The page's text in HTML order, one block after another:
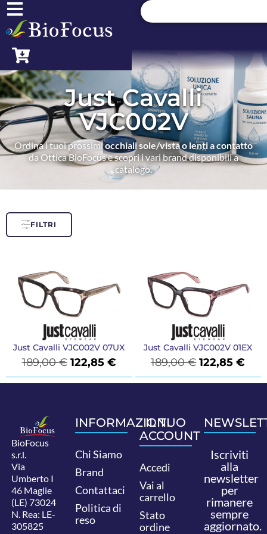
Just Cavalli
VJC002V
Ordina i tuoi prossimiocchiali sole/vista o lenti a contatto
da Ottica BioFocus e scopri i vari brand disponibili a
catalogo.
FILTRI
Just Cavalli VJC002V 07UX
189,00€ 122,85 €
Just Cavalli VJC002V 01EX
189,00€ 122,85€
BioFocus
s.r.l.
Via
Umberto I
46 Maglie
(LE) 73024
N. Rea: LE-
305825
INFORMAZIONI
Chi Siamo
Brand
Contattaci
Politica di
reso
IL TUO
ACCOUNT
Accedi
Vai al
carrello
Stato
ordine
Iscriviti
alla
newsletter
per
rimanere
sempre
aggiornato.